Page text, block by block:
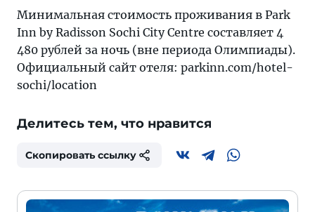
Минимальная стоимость проживания в Park
Inn by Radisson Sochi City Centre составляет 4
480 рублей за ночь (вне периода Олимпиады).
Официальный сайт отеля: parkinn.com/hotel-
sochi/location
Делитесь тем, что нравится
Скопировать ссылку